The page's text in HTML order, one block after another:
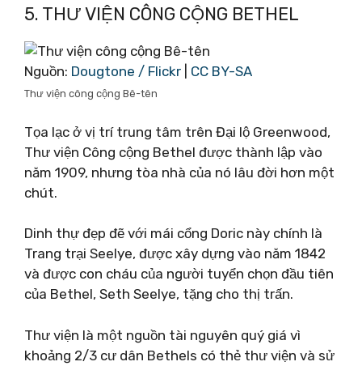
5. THƯ VIỆN CÔNG CỘNG BETHEL
Nguồn: Dougtone / Flickr CC BY-SA
Thư viện công cộng Bê-tên
Tọa lạc ở vị trí trung tâm trên Đại lộ Greenwood,
Thư viện Công cộng Bethel được thành lập vào
năm 1909, nhưng tòa nhà của nó lâu đời hơn một
chút.
Dinh thự đẹp đẽ với mái cổng Doric này chính là
Trang trại Seelye, được xây dựng vào năm 1842
và được con cháu của người tuyển chọn đầu tiên
của Bethel, Seth Seelye, tặng cho thị trấn.
Thư viện là một nguồn tài nguyên quý giá vì
khoảng 2/3 cư dân Bethels có thẻ thư viện và sử